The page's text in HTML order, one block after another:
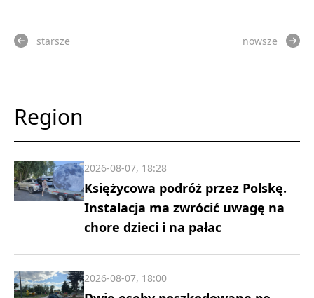
starsze nowsze
Region
Księżycowa podróż przez Polskę.
Instalacja ma zwrócić uwagę na
chore dzieci i na pałac
2026-08-07, 18:28
2026-08-07, 18:00